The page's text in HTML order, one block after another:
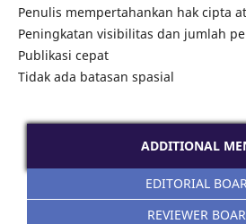
Penulis mempertahankan hak cipta
Peningkatan visibilitas dan jumlah
Publikasi cepat
Tidak ada batasan spasial
ADDITIONAL
EDITORIAL
REVIEWER